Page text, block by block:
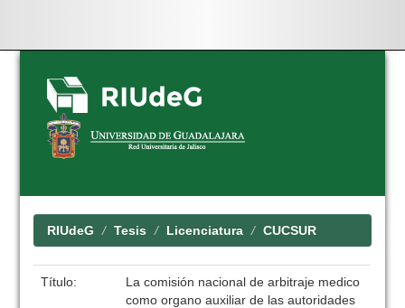
Skip
navigation
RIUdeG Tesis Licenciatura CUCSUR
Título:
La comisión nacional de arbitraje medico
como organo auxiliar de las autoridades